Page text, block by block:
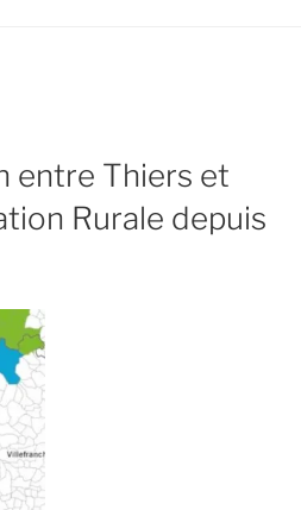
entre Thiers et
Rurale depuis